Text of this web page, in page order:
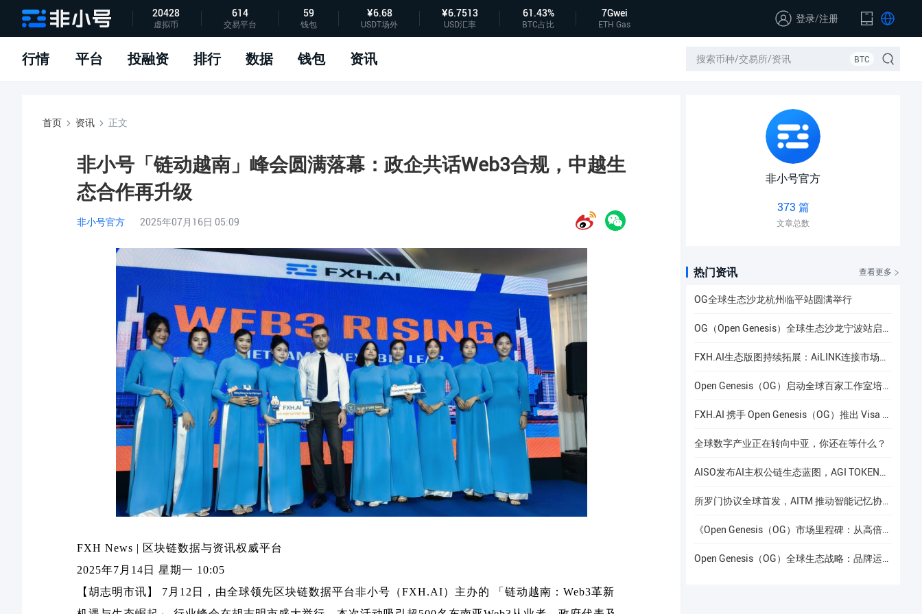
APP下载
指标说明
问题反馈
20428
虚拟币
614
交易平台
59
钱包
¥6.68
USDT场外
¥6.7513
USD汇率
61.43%
BTC占比
7Gwei
ETH Gas 登录/注册
行情 平台 投融资 排行 数据 钱包 资讯 BTC
首页 资讯 正文
非小号「链动越南」峰会圆满落幕：政企共话Web3合规，中越生
态合作再升级
非小号官方 2025年07月16日 05:09
FXH News | 区块链数据与资讯权威平台
2025年7 月 14 日 星期一 10:05
【胡志明市讯】
7 月 12 日，由全球领先区块链数据平台非小号（FXH.AI）主办的 「链动越南： Web3革新
非小号官方
373 篇
文章总数
热门资讯 查看更多
OG全球生态沙龙杭州临平站圆满举行
OG（Open Genesis）全球生态沙龙宁波站启幕，聚焦AI × Web3共识与应用落地
FXH.AI生态版图持续拓展：AiLINK连接市场数据、AI洞察与安全协作
Open Genesis（OG）启动全球百家工作室培养计划
FXH.AI 携手 Open Genesis（OG）推出 Visa 联名实体卡
全球数字产业正在转向中亚，你还在等什么？
AISO发布AI主权公链生态蓝图，AGI TOKEN计划于12月24日上线Gate.io
所罗门协议全球首发，AITM 推动智能记忆协议进入全球协作阶段
《Open Genesis（OG）市场里程碑：从高倍增长到共识流动性的价值重构》
Open Genesis（OG）全球生态战略：品牌运营赋能下的线下共识网络建设